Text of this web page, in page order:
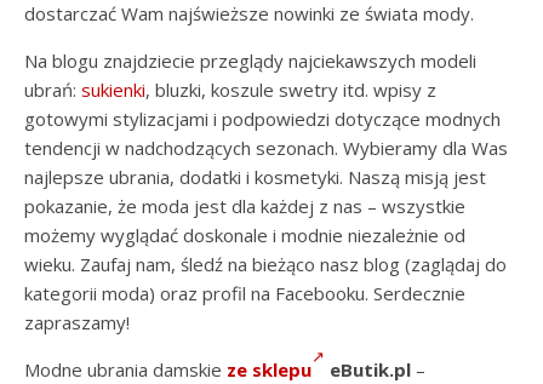
dostarczać Wam najświeższe nowinki ze świata mody.
Na blogu znajdziecie przeglądy najciekawszych modeli
ubrań: sukienki, bluzki, koszule swetry itd. wpisy z
gotowymi stylizacjami i podpowiedzi dotyczące modnych
tendencji w nadchodzących sezonach. Wybieramy dla Was
najlepsze ubrania, dodatki i kosmetyki. Naszą misją jest
pokazanie, że moda jest dla każdej z nas – wszystkie
możemy wyglądać doskonale i modnie niezależnie od
wieku. Zaufaj nam, śledź na bieżąco nasz blog (zaglądaj do
kategorii moda) oraz profil na Facebooku. Serdecznie
zapraszamy!
Modne ubrania damskie ze sklepu eButik.pl –